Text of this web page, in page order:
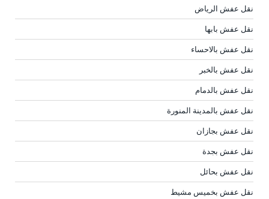
نقل عفش الرياض
نقل عفش بابها
نقل عفش بالاحساء
نقل عفش بالخبر
نقل عفش بالدمام
نقل عفش بالمدينة المنورة
نقل عفش بجازان
نقل عفش بجدة
نقل عفش بحائل
نقل عفش بخميس مشيط